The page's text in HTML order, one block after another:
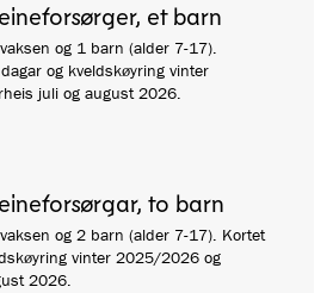
et barn
og 1 barn (alder 7-17).
og kveldskøyring vinter
juli og august 2026.
to barn
og 2 barn (alder 7-17). Kortet
vinter 2025/2026 og
2026.